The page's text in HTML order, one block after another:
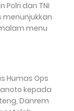
Polri dan TNI
menunjukkan
menu
Humas Ops
kepada
Danrem